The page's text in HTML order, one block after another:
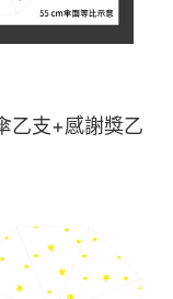
乙支+感謝獎乙